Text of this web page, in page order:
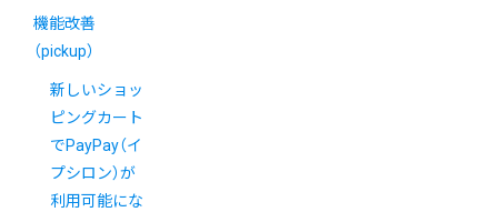
機能改善
（pickup）
新しいショッ
ピングカート
でPayPay（イ
プシロン）が
利用可能にな